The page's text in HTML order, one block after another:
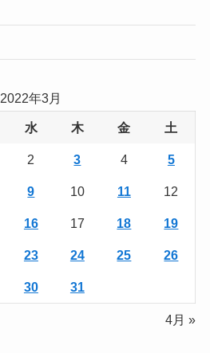
2022年3月
水 木 金 土
2 3 4 5
9 10 11 12
16 17 18 19
23 24 25 26
30 31
4月 »